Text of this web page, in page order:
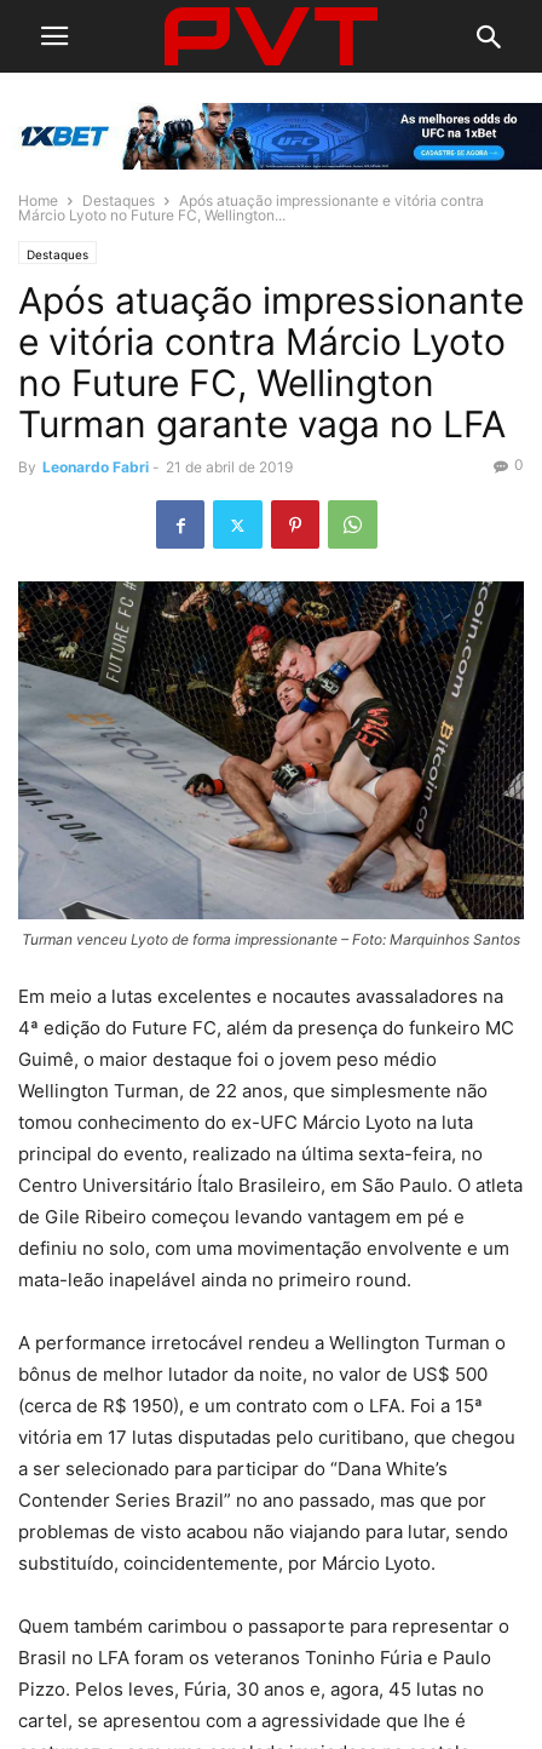
Home Destaques
Após atuação impressionante e vitória contra
Márcio Lyoto no Future FC, Wellington...
Destaques
Após atuação impressionante
e vitória contra Márcio Lyoto
no Future FC, Wellington
Turman garante vaga no LFA
By Leonardo Fabri - 21 de abril de 2019 0
Turman venceu Lyoto de forma impressionante – Foto: Marquinhos Santos
Em meio a lutas excelentes e nocautes avassaladores na
4ª edição do Future FC, além da presença do funkeiro MC
Guimê, o maior destaque foi o jovem peso médio
Wellington Turman, de 22 anos, que simplesmente não
tomou conhecimento do ex-UFC Márcio Lyoto na luta
principal do evento, realizado na última sexta-feira, no
Centro Universitário Ítalo Brasileiro, em São Paulo. O atleta
de Gile Ribeiro começou levando vantagem em pé e
definiu no solo, com uma movimentação envolvente e um
mata-leão inapelável ainda no primeiro round.
A performance irretocável rendeu a Wellington Turman o
bônus de melhor lutador da noite, no valor de US$ 500
(cerca de R$ 1950), e um contrato com o LFA. Foi a 15ª
vitória em 17 lutas disputadas pelo curitibano, que chegou
a ser selecionado para participar do “Dana White’s
Contender Series Brazil” no ano passado, mas que por
problemas de visto acabou não viajando para lutar, sendo
substituído, coincidentemente, por Márcio Lyoto.
Quem também carimbou o passaporte para representar o
Brasil no LFA foram os veteranos Toninho Fúria e Paulo
Pizzo. Pelos leves, Fúria, 30 anos e, agora, 45 lutas no
cartel, se apresentou com a agressividade que lhe é